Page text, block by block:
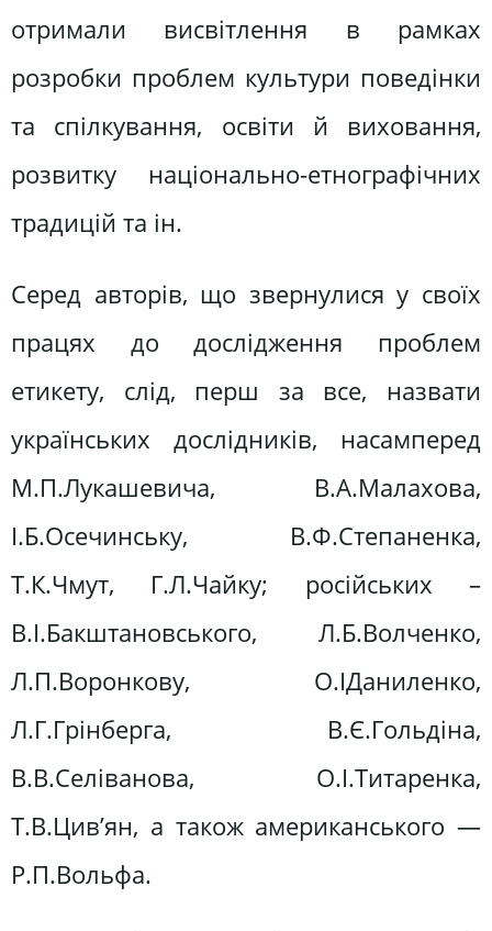
отримали висвітлення в рамках
розробки проблем культури поведінки
та спілкування, освіти й виховання,
розвитку національно-етнографічних
традицій та ін.
Серед авторів, що звернулися у своїх
працях до дослідження проблем
етикету, слід, перш за все, назвати
українських дослідників, насамперед
М.П.Лукашевича, В.А.Малахова,
І.Б.Осечинську, В.Ф.Степаненка,
Т.К.Чмут, Г.Л.Чайку; російських –
В.І.Бакштановського, Л.Б.Волченко,
Л.П.Воронкову, О.ІДаниленко,
Л.Г.Грінберга, В.Є.Гольдіна,
В.В.Селіванова, О.І.Титаренка,
Т.В.Цив’ян, а також американського —
Р.П.Вольфа.